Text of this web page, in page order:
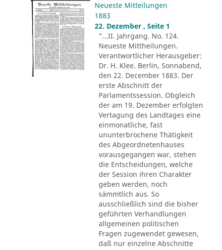
Neueste Mitteilungen
1883
22. Dezember , Seite 1
"...II. Jahrgang. No. 124.
Neueste Mittheilungen.
Verantwortlicher Herausgeber:
Dr. H. Klee. Berlin, Sonnabend,
den 22. December 1883. Der
erste Abschnitt der
Parlamentssession. Obgleich
der am 19. Dezember erfolgten
Vertagung des Landtages eine
einmonatliche, fast
ununterbrochene Thätigkeit
des Abgeordnetenhauses
vorausgegangen war, stehen
die Entscheidungen, welche
der Session ihren Charakter
geben werden, noch
sämmtlich aus. So
ausschließlich sind die bisher
geführten Verhandlungen
allgemeinen politischen
Fragen zugewendet gewesen,
daß nur einzelne Abschnitte